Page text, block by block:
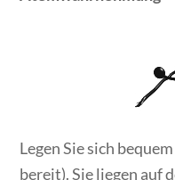
Legen Sie sich
bereit). Sie liegen auf